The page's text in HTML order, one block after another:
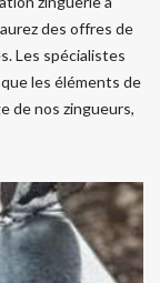
des offres de
Les spécialistes
les éléments de
de nos zingueurs,